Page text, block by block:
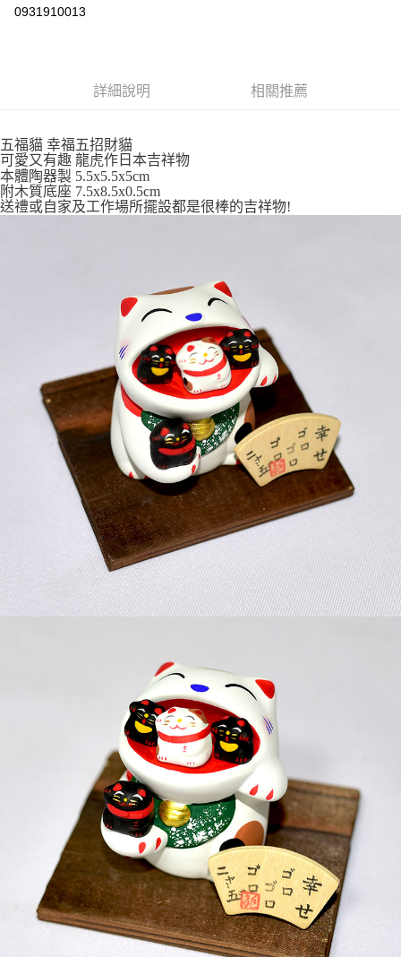
運送方式
付款後全家取貨
7-11取貨付款
每筆NT$65，滿NT$999(含以上)免運費
付款後7-11取貨
每筆NT$100，滿NT$999(含以上)免運費
0931910013
詳細說明 相關推薦
五福貓 幸福五招財貓
可愛又有趣 龍虎作日本吉祥物
本體陶器製 5.5x5.5x5cm
附木質底座 7.5x8.5x0.5cm
送禮或自家及工作場所擺設都是很棒的吉祥物!